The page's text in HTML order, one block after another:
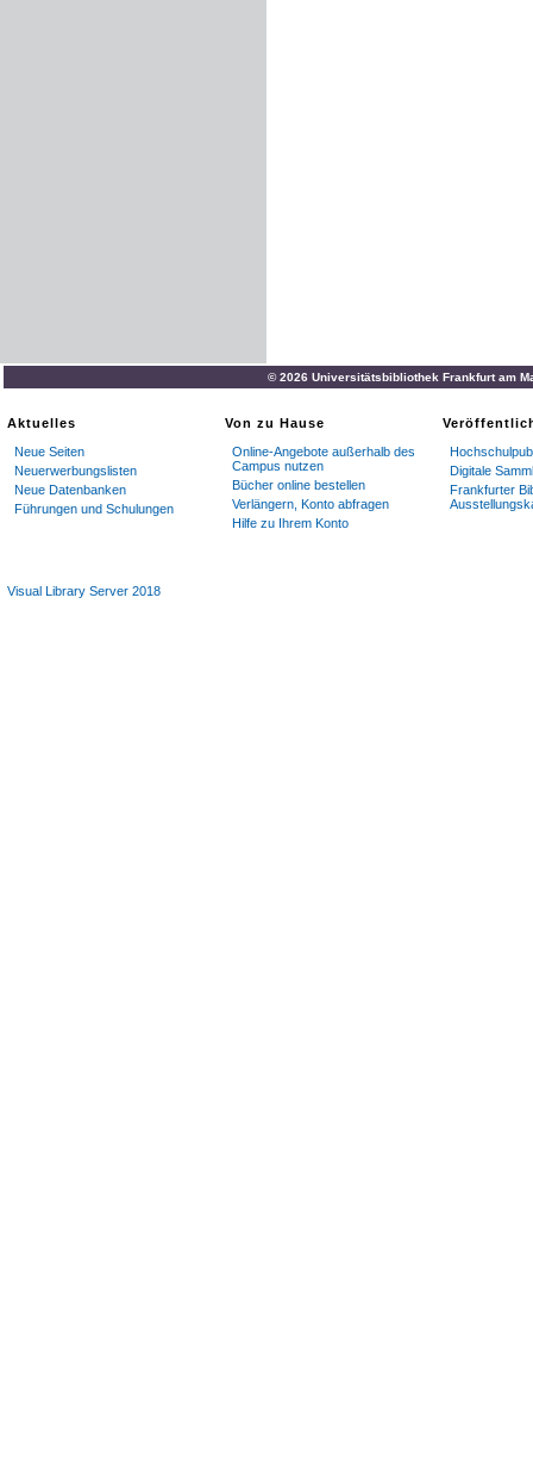
© 2026 Universitätsbibliothek Frankfurt am
Aktuelles
Neue Seiten
Neuerwerbungslisten
Neue Datenbanken
Führungen und Schulungen
Von zu Hause
Online-Angebote außerhalb des
Campus nutzen
Bücher online bestellen
Verlängern, Konto abfragen
Hilfe zu Ihrem Konto
Digitale
Frankfurter
Visual Library Server 2018